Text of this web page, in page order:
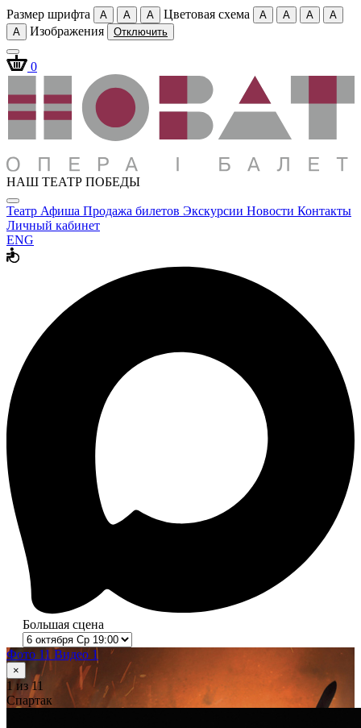
Размер шрифта A A A Цветовая схема A A A
A
A
Изображения Отключить
0
НАШ ТЕАТР ПОБЕДЫ
Театр Афиша Продажа билетов Экскурсии Новости Контакты
Личный кабинет
ENG
Большая сцена
Фото 11 Видео 1
×
1 из 11
Спартак